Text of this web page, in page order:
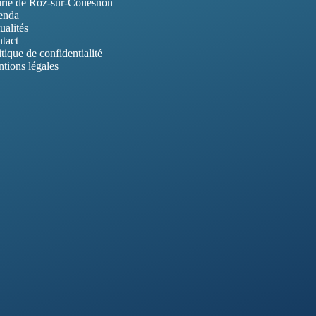
de confidentialité
légales